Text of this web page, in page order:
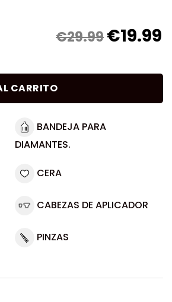
€29.99€19.99
CARRITO
BANDEJA PARA
DIAMANTES.
CERA
CABEZAS DE APLICADOR
PINZAS